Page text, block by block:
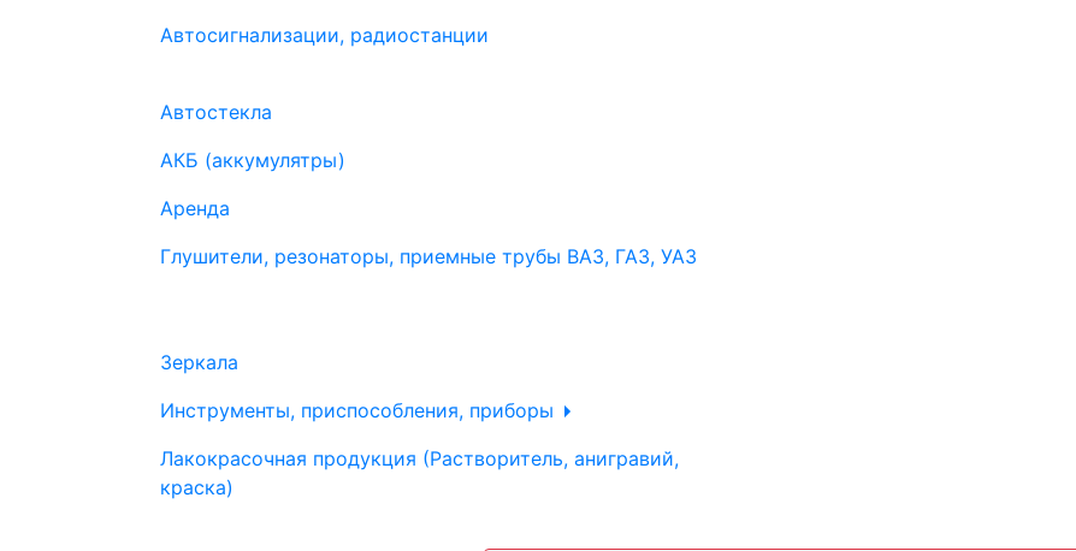
Автосигнализации, радиостанции
Автостекла
АКБ (аккумулятры)
Аренда
Глушители, резонаторы, приемные трубы ВАЗ, ГАЗ, УАЗ
Зеркала
Инструменты, приспособления, приборы
Лакокрасочная продукция (Растворитель, анигравий,
краска)